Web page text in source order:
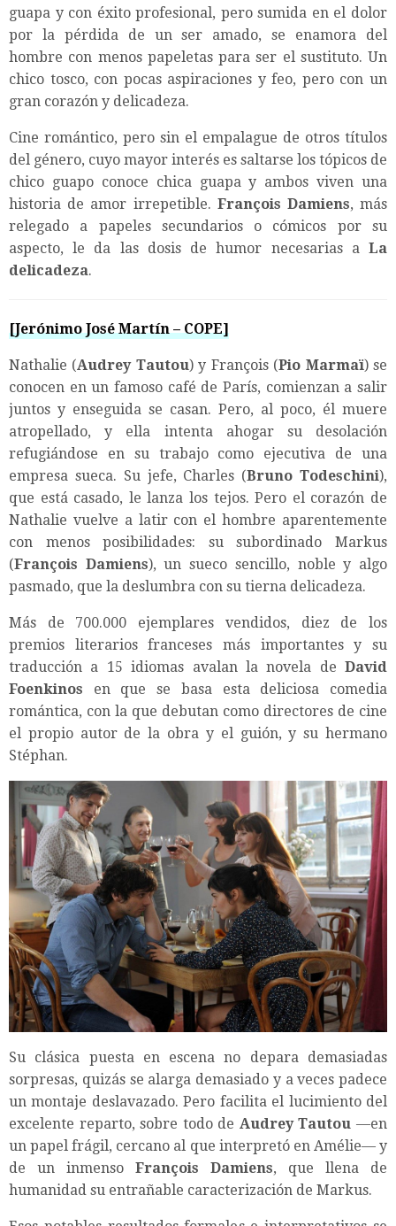
guapa y con éxito profesional, pero sumida en el dolor
por la pérdida de un ser amado, se enamora del
hombre con menos papeletas para ser el sustituto. Un
chico tosco, con pocas aspiraciones y feo, pero con un
gran corazón y delicadeza.
Cine romántico, pero sin el empalague de otros títulos
del género, cuyo mayor interés es saltarse los tópicos de
chico guapo conoce chica guapa y ambos viven una
historia de amor irrepetible. François Damiens, más
relegado a papeles secundarios o cómicos por su
aspecto, le da las dosis de humor necesarias a La
delicadeza.
[Jerónimo José Martín – COPE]
Nathalie (Audrey Tautou) y François (Pio Marmaï) se
conocen en un famoso café de París, comienzan a salir
juntos y enseguida se casan. Pero, al poco, él muere
atropellado, y ella intenta ahogar su desolación
refugiándose en su trabajo como ejecutiva de una
empresa sueca. Su jefe, Charles (Bruno Todeschini),
que está casado, le lanza los tejos. Pero el corazón de
Nathalie vuelve a latir con el hombre aparentemente
con menos posibilidades: su subordinado Markus
(François Damiens), un sueco sencillo, noble y algo
pasmado, que la deslumbra con su tierna delicadeza.
Más de 700.000 ejemplares vendidos, diez de los
premios literarios franceses más importantes y su
traducción a 15 idiomas avalan la novela de David
Foenkinos en que se basa esta deliciosa comedia
romántica, con la que debutan como directores de cine
el propio autor de la obra y el guión, y su hermano
Stéphan.
Su clásica puesta en escena no depara demasiadas
sorpresas, quizás se alarga demasiado y a veces padece
un montaje deslavazado. Pero facilita el lucimiento del
excelente reparto, sobre todo de Audrey Tautou —en
un papel frágil, cercano al que interpretó en Amélie— y
de un inmenso François Damiens, que llena de
humanidad su entrañable caracterización de Markus.